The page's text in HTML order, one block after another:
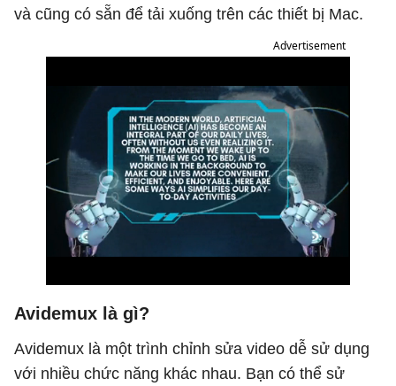
và cũng có sẵn để tải xuống trên các thiết bị Mac.
Advertisement
Avidemux là gì?
Avidemux là một trình chỉnh sửa video dễ sử dụng
với nhiều chức năng khác nhau. Bạn có thể sử